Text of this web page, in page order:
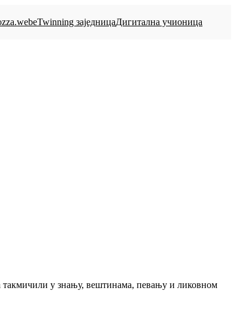
eTwinning заједницаДигитална учионица
такмичили у знању, вештинама, певању и ликовном